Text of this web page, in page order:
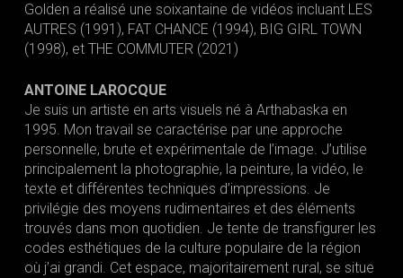
Golden a réalisé une soixantaine de vidéos incluant LES
AUTRES (1991), FAT CHANCE (1994), BIG GIRL TOWN
(1998), et THE COMMUTER (2021)
ANTOINE LAROCQUE
Je suis un artiste en arts visuels né à Arthabaska en
1995. Mon travail se caractérise par une approche
personnelle, brute et expérimentale de l’image. J’utilise
principalement la photographie, la peinture, la vidéo, le
texte et différentes techniques d’impressions. Je
privilégie des moyens rudimentaires et des éléments
trouvés dans mon quotidien. Je tente de transfigurer les
codes esthétiques de la culture populaire de la région
où j’ai grandi. Cet espace, majoritairement rural, se situe